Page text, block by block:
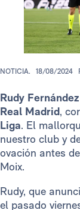
NOTICIA. 18/08/2024
Rudy Fernández
Real Madrid,
Liga. El
nuestro club y
ovación antes
Moix.
Rudy, que
el pasado